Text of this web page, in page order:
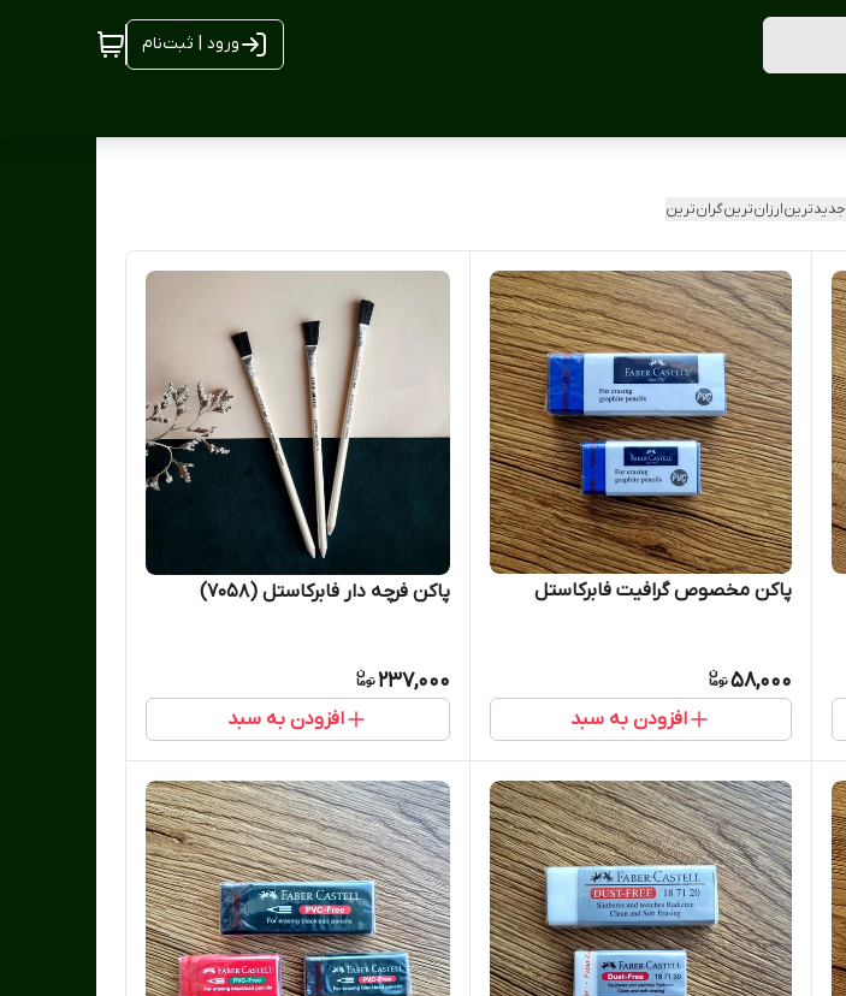
ورود | ثبت‌نام
جدیدترینارزان‌ترینگران‌ترین
پاکن مخصوص گرافیت فابرکاستل
58,000
افزودن به سبد
پاکن فرچه دار فابرکاستل (7058)
237,000
افزودن به سبد